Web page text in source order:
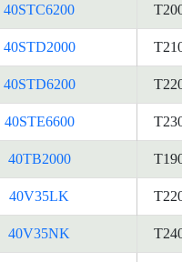
40STC6200
40STD2000
40STD6200
40STE6600
40TB2000
40V35LK
40V35NK